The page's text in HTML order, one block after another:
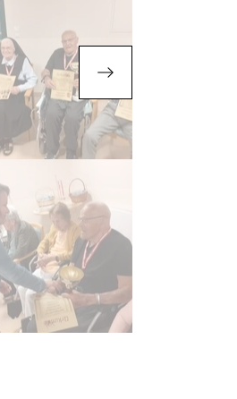
1, den 1. Platz und das